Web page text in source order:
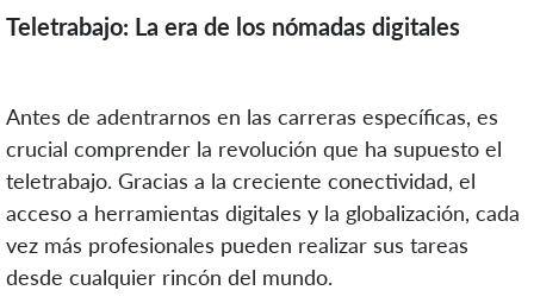
Teletrabajo: La era de los nómadas digitales
Antes de adentrarnos en las carreras específicas, es
crucial comprender la revolución que ha supuesto el
teletrabajo. Gracias a la creciente conectividad, el
acceso a herramientas digitales y la globalización, cada
vez más profesionales pueden realizar sus tareas
desde cualquier rincón del mundo.